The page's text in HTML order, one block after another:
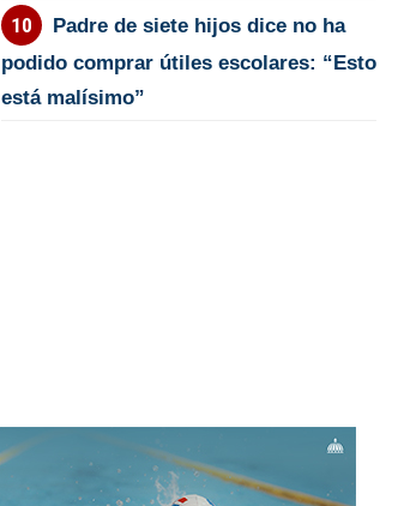
Padre de siete hijos dice no ha
podido comprar útiles escolares: “Esto
está malísimo”